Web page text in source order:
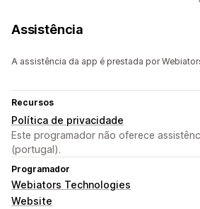
Assistência
A assistência da app é prestada por
Recursos
Política de privacidade
Este programador não oferece
(portugal).
Programador
Webiators Technologies
Website